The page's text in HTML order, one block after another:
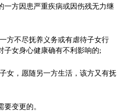
一方因患严重疾病或因伤残无力继
方不尽抚养义务或有虐待子女行
子女身心健康确有不利影响的;
女，愿随另一方生活，该方又有抚
要变更的。